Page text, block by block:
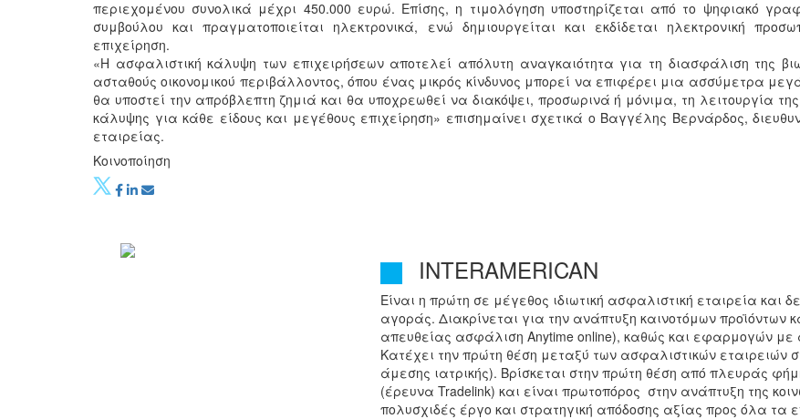
περιεχομένου συνολικά μέχρι 450.000 ευρώ. Επίσης, η τιμολόγηση υποστηρίζεται από το ψηφιακό
συμβούλου και πραγματοποιείται ηλεκτρονικά, ενώ δημιουργείται και εκδίδεται ηλεκτρονική
επιχείρηση.
«Η ασφαλιστική κάλυψη των επιχειρήσεων αποτελεί απόλυτη αναγκαιότητα για τη διασφάλιση της
ασταθούς οικονομικού περιβάλλοντος, όπου ένας μικρός κίνδυνος μπορεί να επιφέρει μια ασσύμετρα
θα υποστεί την απρόβλεπτη ζημιά και θα υποχρεωθεί να διακόψει, προσωρινά ή μόνιμα, τη λειτουργία
κάλυψης για κάθε είδους και μεγέθους επιχείρηση» επισημαίνει σχετικά ο Βαγγέλης Βερνάρδος,
εταιρείας.
Κοινοποίηση
INTERAMERICAN
Είναι η πρώτη σε μέγεθος ιδιωτική ασφαλιστική εταιρεία και
αγοράς. Διακρίνεται για την ανάπτυξη καινοτόμων προϊόντων
απευθείας ασφάλιση Anytime online), καθώς και εφαρμογών με
Κατέχει την πρώτη θέση μεταξύ των ασφαλιστικών εταιρειών
άμεσης ιατρικής). Βρίσκεται στην πρώτη θέση από πλευράς
(έρευνα Tradelink) και είναι πρωτοπόρος στην ανάπτυξη της
πολυσχιδές έργο και στρατηγική απόδοσης αξίας προς όλα τα